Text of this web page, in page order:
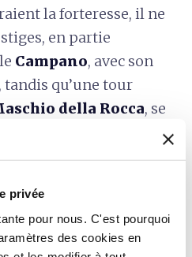
privée
pour nous. C'est pourquoi
des cookies en
la forteresse, il ne
en partie
Campano, avec son
qu’une tour
della Rocca, se